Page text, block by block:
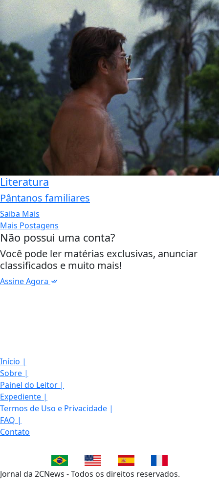
Literatura
Pântanos familiares
Saiba Mais
Mais Postagens
Não possui uma conta?
Você pode ler matérias exclusivas, anunciar
classificados e muito mais!
Assine Agora
Início |
Sobre |
Painel do Leitor |
Expediente |
Termos de Uso e Privacidade |
FAQ |
Contato
Jornal da 2CNews - Todos os direitos reservados.